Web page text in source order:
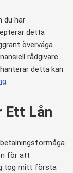
du har
detta
överväga
rådgivare
detta kan
.
Ett Lån
för att
tog mitt första